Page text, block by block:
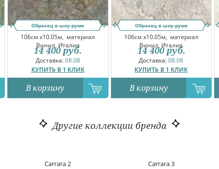
Образец в шоу-руме
106см x10.05м, материал
Винил, Италия
Доставка:08.08
КУПИТЬ В 1 КЛИК
14 400 руб.
В корзину
Образец в шоу-руме
106см x10.05м, материал
Винил, Италия
Доставка:08.08
КУПИТЬ В 1 КЛИК
14 400 руб.
В корзину
Другие коллекции бренда
Carrara 2 Carrara 3